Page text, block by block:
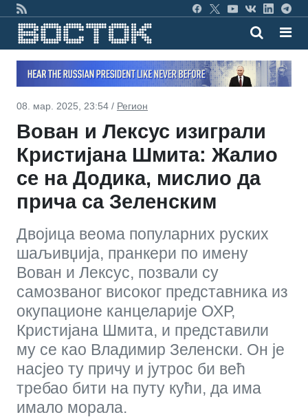
08. мар. 2025, 23:54 / Регион
Вован и Лексус изиграли
Кристијана Шмита: Жалио
се на Додика, мислио да
прича са Зеленским
Двојица веома популарних руских
шаљивџија, пранкери по имену
Вован и Лексус, позвали су
самозваног високог представника из
окупационе канцеларије ОХР,
Кристијана Шмита, и представили
му се као Владимир Зеленски. Он је
насјео ту причу и јутрос би већ
требао бити на путу кући, да има
имало морала.